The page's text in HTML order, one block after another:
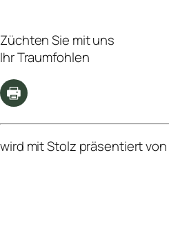
Züchten Sie mit uns
Ihr Traumfohlen
wird mit Stolz präsentiert von